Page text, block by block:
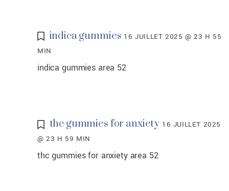
indica gummies 16 JUILLET 2025 @ 23 H 55
MIN
indica gummies area 52
thc gummies for anxiety 16 JUILLET 2025
@ 23 H 59 MIN
thc gummies for anxiety area 52